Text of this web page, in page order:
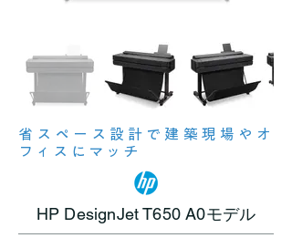
省スペース設計で建築現場やオ
フィスにマッチ
HP DesignJet T650 A0モデル